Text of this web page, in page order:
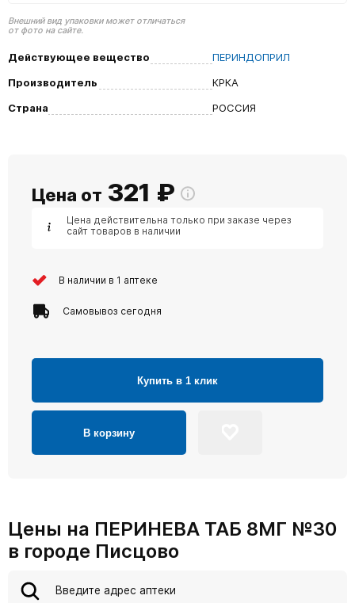
Внешний вид упаковки может отличаться
от фото на сайте.
Действующее вещество
ПЕРИНДОПРИЛ
Производитель
КРКА
Страна
РОССИЯ
Цена от 321 ₽
Цена действительна только при заказе через
сайт товаров в наличии
В наличии в 1 аптеке
Самовывоз сегодня
Купить в 1 клик
В корзину
Цены на ПЕРИНЕВА ТАБ 8МГ №30
в городе Писцово